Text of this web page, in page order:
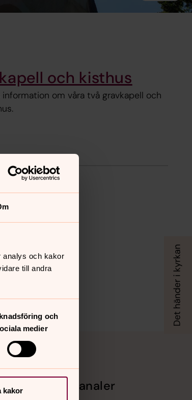
analys och kakor
till andra
och
medier
kakor
och kisthus
information om våra två gravkapell och
Sociala kanaler